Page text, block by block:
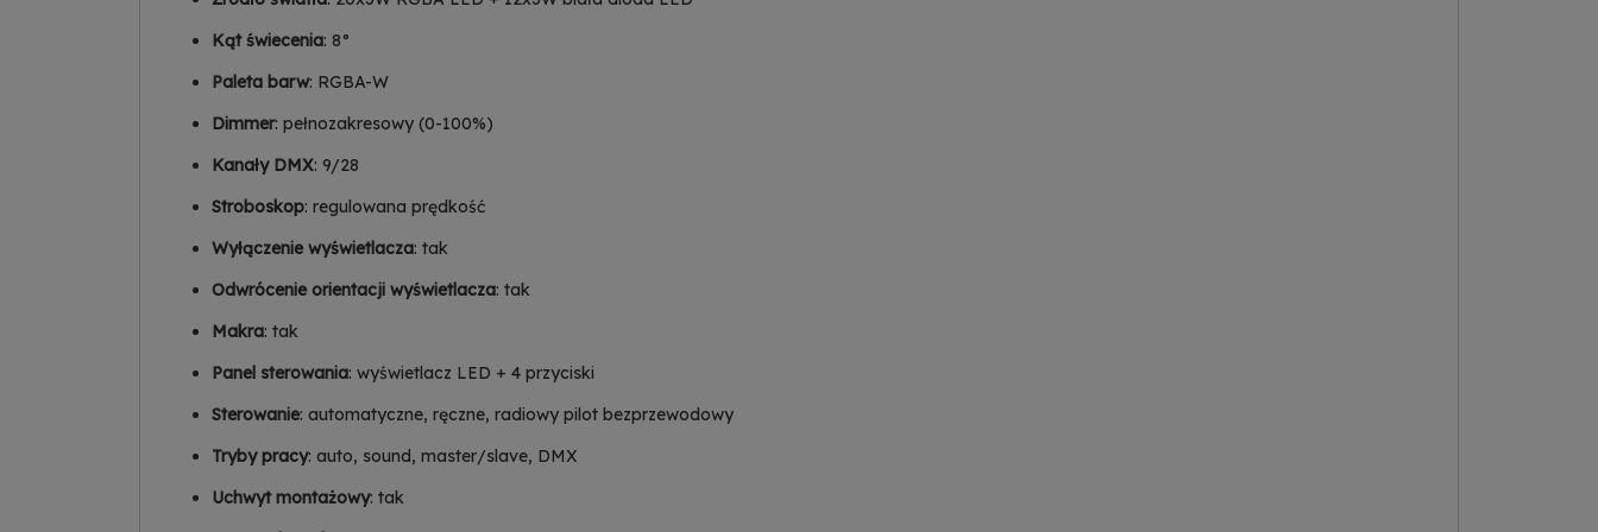
Kąt świecenia: 8°
Paleta barw: RGBA-W
Dimmer: pełnozakresowy (0-100%)
Kanały DMX: 9/28
Stroboskop: regulowana prędkość
Wyłączenie wyświetlacza: tak
Odwrócenie orientacji wyświetlacza: tak
Makra: tak
Panel sterowania: wyświetlacz LED + 4 przyciski
Sterowanie: automatyczne, ręczne, radiowy pilot bezprzewodowy
Tryby pracy: auto, sound, master/slave, DMX
Uchwyt montażowy: tak